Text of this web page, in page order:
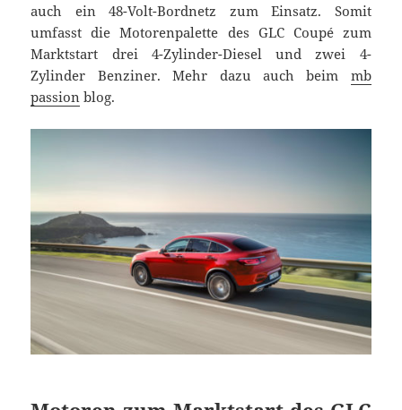
auch ein 48-Volt-Bordnetz zum Einsatz. Somit
umfasst die Motorenpalette des GLC Coupé zum
Marktstart drei 4-Zylinder-Diesel und zwei 4-
Zylinder Benziner. Mehr dazu auch beim mb
passion blog.